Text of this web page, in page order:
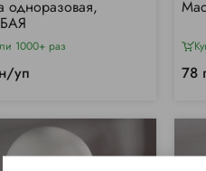
одноразовая,
1000+ раз
уп 78